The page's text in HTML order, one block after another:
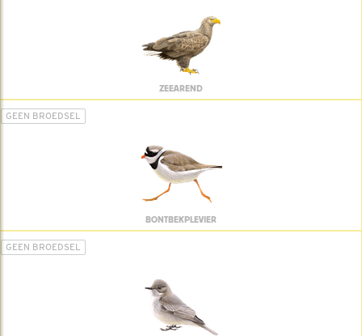
ZEEAREND
GEEN BROEDSEL
BONTBEKPLEVIER
GEEN BROEDSEL